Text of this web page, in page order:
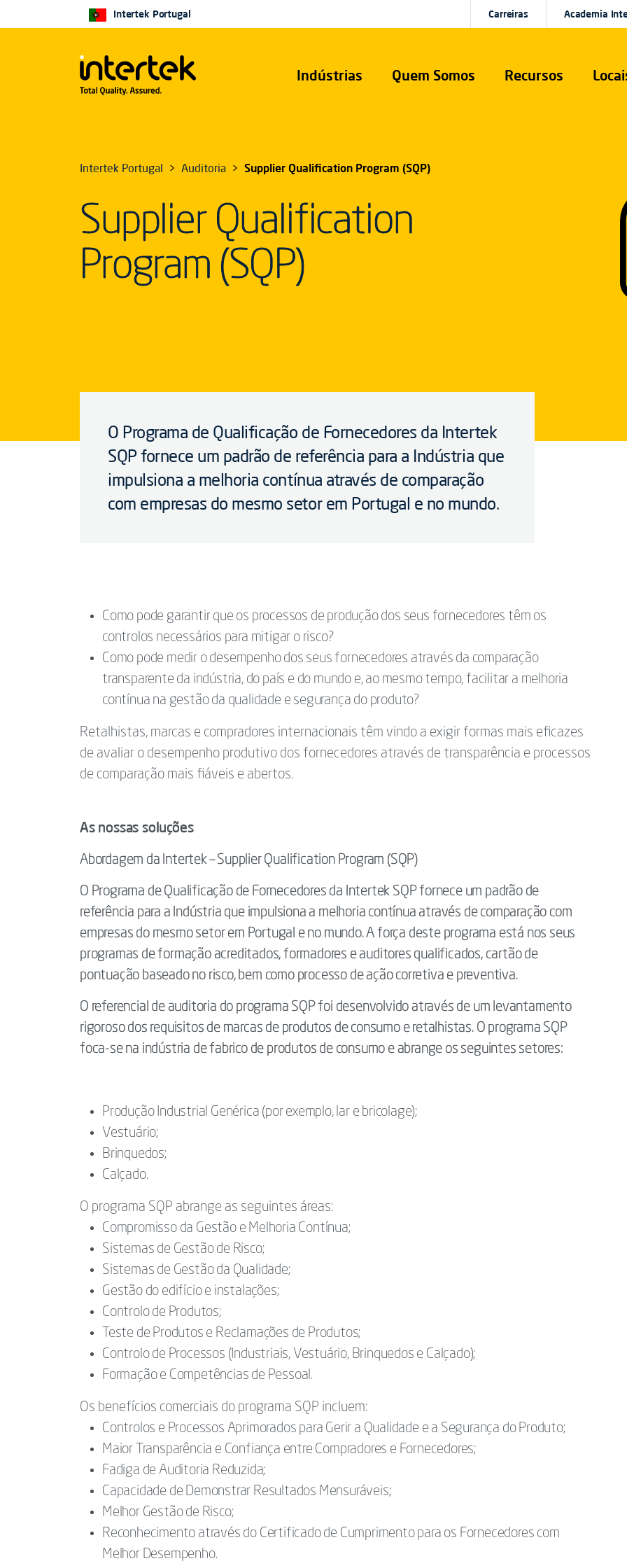
Indústrias Quem Somos Recursos
Intertek Portugal Carreiras Academia
Intertek Portugal Auditoria Supplier Qualification Program (SQP)
Supplier Qualification
Program (SQP)
O Programa de Qualificação de Fornecedores da Intertek
SQP fornece um padrão de referência para a Indústria que
impulsiona a melhoria contínua através de comparação
com empresas do mesmo setor em Portugal e no mundo.
Como pode garantir que os processos de produção dos seus fornecedores têm os
controlos necessários para mitigar o risco?
Como pode medir o desempenho dos seus fornecedores através da comparação
transparente da indústria, do país e do mundo e, ao mesmo tempo, facilitar a melhoria
contínua na gestão da qualidade e segurança do produto?
Retalhistas, marcas e compradores internacionais têm vindo a exigir formas mais eficazes
de avaliar o desempenho produtivo dos fornecedores através de transparência e processos
de comparação mais fiáveis e abertos.
As nossas soluções
Abordagem da Intertek – Supplier Qualification Program (SQP)
O Programa de Qualificação de Fornecedores da Intertek SQP fornece um padrão de
referência para a Indústria que impulsiona a melhoria contínua através de comparação com
empresas do mesmo setor em Portugal e no mundo. A força deste programa está nos seus
programas de formação acreditados, formadores e auditores qualificados, cartão de
pontuação baseado no risco, bem como processo de ação corretiva e preventiva.
O referencial de auditoria do programa SQP foi desenvolvido através de um levantamento
rigoroso dos requisitos de marcas de produtos de consumo e retalhistas. O programa SQP
foca-se na indústria de fabrico de produtos de consumo e abrange os seguintes setores:
Produção Industrial Genérica (por exemplo, lar e bricolage);
Vestuário;
Brinquedos;
Calçado.
O programa SQP abrange as seguintes áreas:
Compromisso da Gestão e Melhoria Contínua;
Sistemas de Gestão de Risco;
Sistemas de Gestão da Qualidade;
Gestão do edifício e instalações;
Controlo de Produtos;
Teste de Produtos e Reclamações de Produtos;
Controlo de Processos (Industriais, Vestuário, Brinquedos e Calçado);
Formação e Competências de Pessoal.
Os benefícios comerciais do programa SQP incluem:
Controlos e Processos Aprimorados para Gerir a Qualidade e a Segurança do Produto;
Maior Transparência e Confiança entre Compradores e Fornecedores;
Fadiga de Auditoria Reduzida;
Capacidade de Demonstrar Resultados Mensuráveis;
Melhor Gestão de Risco;
Reconhecimento através do Certificado de Cumprimento para os Fornecedores com
Melhor Desempenho.